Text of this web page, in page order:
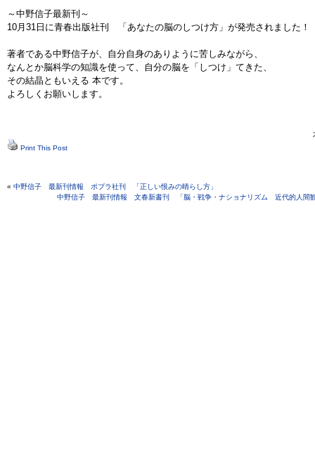
～中野信子最新刊～
10月31日に青春出版社刊 「あなたの脳のしつけ方」が発売されました！
著者である中野信子が、自分自身のありように苦しみながら、
なんとか脳科学の知識を使って、自分の脳を「しつけ」てきた、
その結晶ともいえる 本です。
よろしくお願いします。
Print This Post
« 中野信子 最新刊情報 ポプラ社刊 「正しい恨みの晴らし方」
中野信子 最新刊情報 文春新書刊 「脳・戦争・ナショナリズム 近代的人間観